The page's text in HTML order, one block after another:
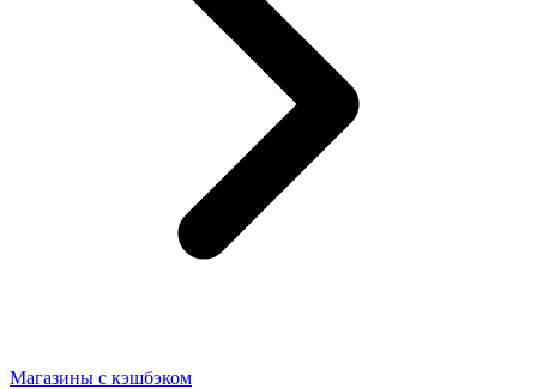
Магазины с кэшбэком